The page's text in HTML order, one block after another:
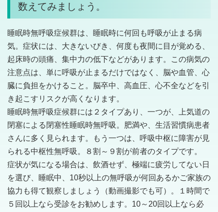
数えてみましょう。
睡眠時無呼吸症候群は、睡眠時に何回も呼吸が止まる病
気。症状には、大きないびき、何度も夜間に目が覚める、
起床時の頭痛、集中力の低下などがあります。この病気の
注意点は、単に呼吸が止まるだけではなく、脳や血管、心
臓に負担をかけること。脳卒中、高血圧、心不全などを引
き起こすリスクが高くなります。
睡眠時無呼吸症候群には２タイプあり、一つが、上気道の
閉塞による閉塞性睡眠時無呼吸。肥満や、生活習慣病患者
さんに多く見られます。もう一つは、呼吸中枢に障害が見
られる中枢性無呼吸。８割～９割が前者のタイプです。
症状が気になる場合は、飲酒せず、極端に疲労してない日
を選び、睡眠中、10秒以上の無呼吸が何回あるかご家族の
協力も得て観察しましょう（動画撮影でも可）。１時間で
５回以上なら受診をお勧めします。10～20回以上なら必